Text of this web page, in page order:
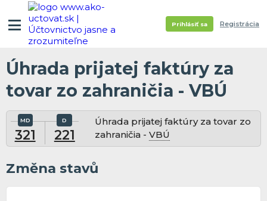
Prihlásiť sa Registrácia
Úhrada prijatej faktúry za
tovar zo zahraničia - VBÚ
321 221
Úhrada prijatej faktúry za tovar zo
zahraničia -VBÚ
Změna stavů